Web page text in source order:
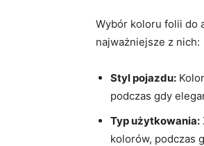
Wybór koloru folii do
najważniejsze z nich:
Styl pojazdu:
podczas gdy
Typ użytkowania:
kolorów, podczas